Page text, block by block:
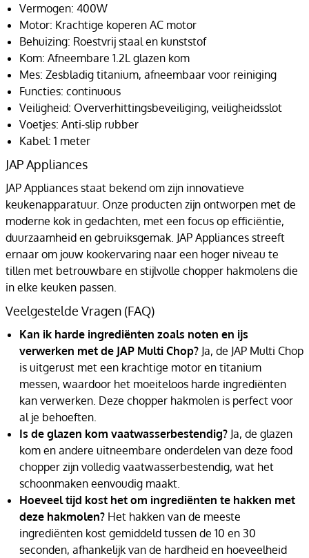
Vermogen: 400W
Motor: Krachtige koperen AC motor
Behuizing: Roestvrij staal en kunststof
Kom: Afneembare 1.2L glazen kom
Mes: Zesbladig titanium, afneembaar voor reiniging
Functies: continuous
Veiligheid: Oververhittingsbeveiliging, veiligheidsslot
Voetjes: Anti-slip rubber
Kabel: 1 meter
JAP Appliances
JAP Appliances staat bekend om zijn innovatieve
keukenapparatuur. Onze producten zijn ontworpen met de
moderne kok in gedachten, met een focus op efficiëntie,
duurzaamheid en gebruiksgemak. JAP Appliances streeft
ernaar om jouw kookervaring naar een hoger niveau te
tillen met betrouwbare en stijlvolle chopper hakmolens die
in elke keuken passen.
Veelgestelde Vragen (FAQ)
Kan ik harde ingrediënten zoals noten en ijs
verwerken met de JAP Multi Chop? Ja, de JAP Multi Chop
is uitgerust met een krachtige motor en titanium
messen, waardoor het moeiteloos harde ingrediënten
kan verwerken. Deze chopper hakmolen is perfect voor
al je behoeften.
Is de glazen kom vaatwasserbestendig? Ja, de glazen
kom en andere uitneembare onderdelen van deze food
chopper zijn volledig vaatwasserbestendig, wat het
schoonmaken eenvoudig maakt.
Hoeveel tijd kost het om ingrediënten te hakken met
deze hakmolen? Het hakken van de meeste
ingrediënten kost gemiddeld tussen de 10 en 30
seconden, afhankelijk van de hardheid en hoeveelheid